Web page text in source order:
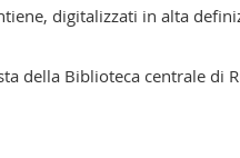
digitalizzati in alta
della Biblioteca centrale di